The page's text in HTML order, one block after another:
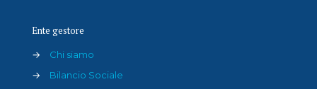
Ente gestore
→
Chi siamo
→
Bilancio Sociale